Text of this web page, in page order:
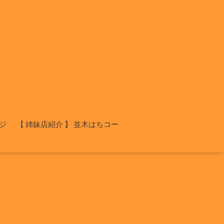
【 姉妹店紹介 】 並木はちコー